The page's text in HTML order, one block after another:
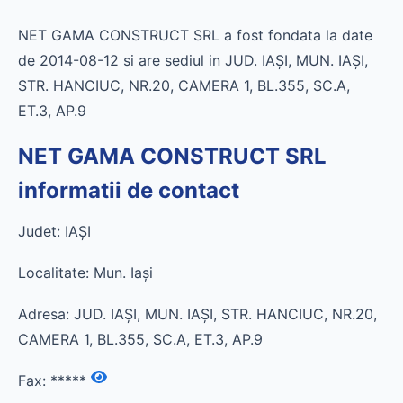
NET GAMA CONSTRUCT SRL a fost fondata la date
de 2014-08-12 si are sediul in JUD. IAŞI, MUN. IAŞI,
STR. HANCIUC, NR.20, CAMERA 1, BL.355, SC.A,
ET.3, AP.9
NET GAMA CONSTRUCT SRL
informatii de contact
Judet: IAŞI
Localitate: Mun. Iaşi
Adresa: JUD. IAŞI, MUN. IAŞI, STR. HANCIUC, NR.20,
CAMERA 1, BL.355, SC.A, ET.3, AP.9
Fax: *****